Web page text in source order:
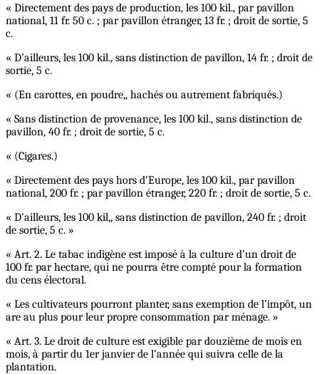
« Directement des pays de production, les 100 kil., par pavillon
national, 11 fr. 50 c. ; par pavillon étranger, 13 fr. ; droit de sortie, 5
c.
« D’ailleurs, les 100 kil., sans distinction de pavillon, 14 fr. ; droit de
sortie, 5 c.
« (En carottes, en poudre,, hachés ou autrement fabriqués.)
« Sans distinction de provenance, les 100 kil., sans distinction de
pavillon, 40 fr. ; droit de sortie, 5 c.
« (Cigares.)
« Directement des pays hors d’Europe, les 100 kil., par pavillon
national, 200 fr. ; par pavillon étranger, 220 fr. ; droit de sortie, 5 c.
« D’ailleurs, les 100 kil,, sans distinction de pavillon, 240 fr. ; droit
de sortie, 5 c. »
« Art. 2. Le tabac indigène est imposé à la culture d’un droit de
100 fr. par hectare, qui ne pourra être compté pour la formation
du cens électoral.
« Les cultivateurs pourront planter, sans exemption de l’impôt, un
are au plus pour leur propre consommation par ménage. »
« Art. 3. Le droit de culture est exigible par douzième de mois en
mois, à partir du 1er janvier de l’année qui suivra celle de la
plantation.